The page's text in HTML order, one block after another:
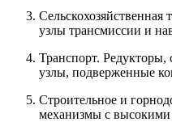
узлы трансмиссии и
Транспорт.
узлы, подверженные
Строительное и
механизмы с высокими